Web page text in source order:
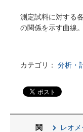
測定試料に対する
の関係を示す曲線。
カテゴリ： 分析・
関
レオメ